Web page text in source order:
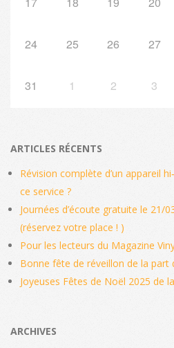
24 25 26 27
31 1 2 3
ARTICLES RÉCENTS
Révision complète d’un appareil
ce service ?
Journées d’écoute gratuite le 21/
(réservez votre place ! )
Pour les lecteurs du Magazine
Bonne fête de réveillon de la part
Joyeuses Fêtes de Noël 2025 de
ARCHIVES